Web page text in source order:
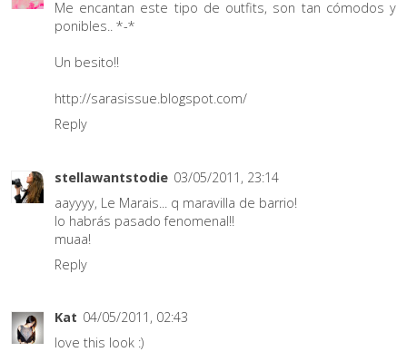
Me encantan este tipo de outfits, son tan cómodos y
ponibles.. *-*
Un besito!!
http://sarasissue.blogspot.com/
Reply
stellawantstodie 03/05/2011, 23:14
aayyyy, Le Marais... q maravilla de barrio!
lo habrás pasado fenomenal!!
muaa!
Reply
Kat 04/05/2011, 02:43
love this look :)